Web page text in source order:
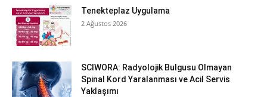
Tenekteplaz Uygulama
2 Ağustos 2026
SCIWORA: Radyolojik Bulgusu Olmayan
Spinal Kord Yaralanması ve Acil Servis
Yaklaşımı